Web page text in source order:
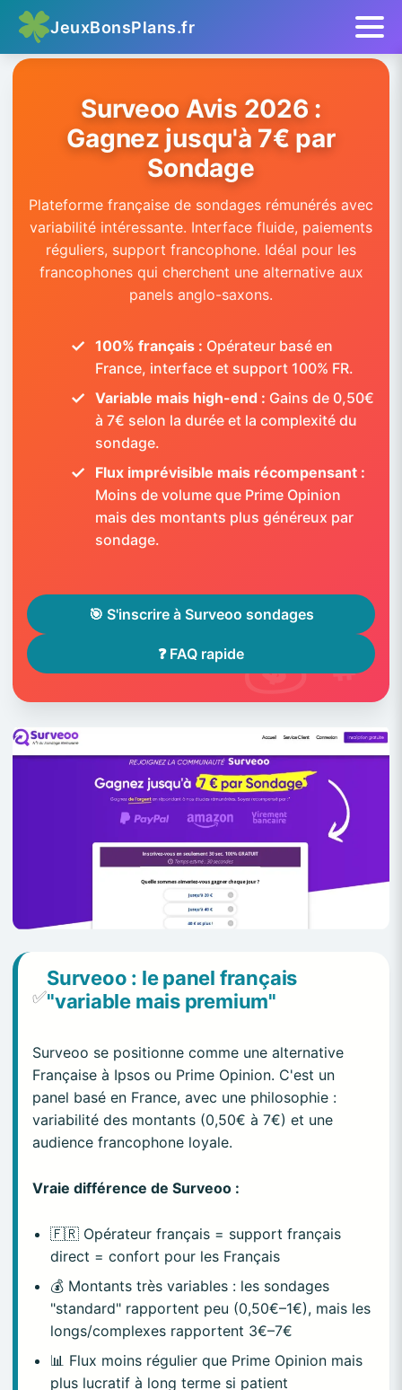
Aller
contenu
JeuxBonsPlans.fr
Surveoo Avis 2026 :
Gagnez jusqu'à 7€ par
Sondage
Plateforme française de sondages rémunérés avec
variabilité intéressante. Interface fluide, paiements
réguliers, support francophone. Idéal pour les
francophones qui cherchent une alternative aux
panels anglo-saxons.
100% français : Opérateur basé en
France, interface et support 100% FR.
Variable mais high-end : Gains de 0,50€
à 7€ selon la durée et la complexité du
sondage.
Flux imprévisible mais récompensant :
Moins de volume que Prime Opinion
mais des montants plus généreux par
sondage.
🎯 S'inscrire à Surveoo sondages
❓ FAQ rapide
✅
Surveoo : le panel français
"variable mais premium"
Surveoo se positionne comme une alternative
Française à Ipsos ou Prime Opinion. C'est un
panel basé en France, avec une philosophie :
variabilité des montants (0,50€ à 7€) et une
audience francophone loyale.
Vraie différence de Surveoo :
🇫🇷 Opérateur français = support français
direct = confort pour les Français
💰 Montants très variables : les sondages
"standard" rapportent peu (0,50€–1€), mais les
longs/complexes rapportent 3€–7€
📊 Flux moins régulier que Prime Opinion mais
plus lucratif à long terme si patient